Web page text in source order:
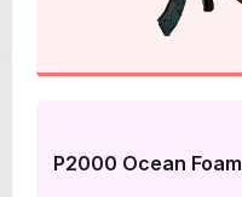
P2000 Ocean Foam